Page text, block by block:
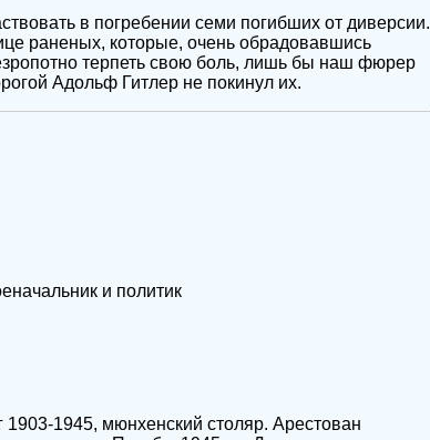
в погребении семи погибших от диверсии.
раненых, которые, очень обрадовавшись
терпеть свою боль, лишь бы наш фюрер
Адольф Гитлер не покинул их.
и политик
1945, мюнхенский столяр. Арестован